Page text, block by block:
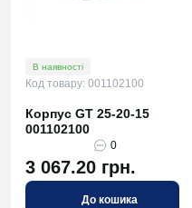
В наявності
Код товару: 001102100
Корпус GT 25-20-15
001102100
0
3 067.20 грн.
До кошика